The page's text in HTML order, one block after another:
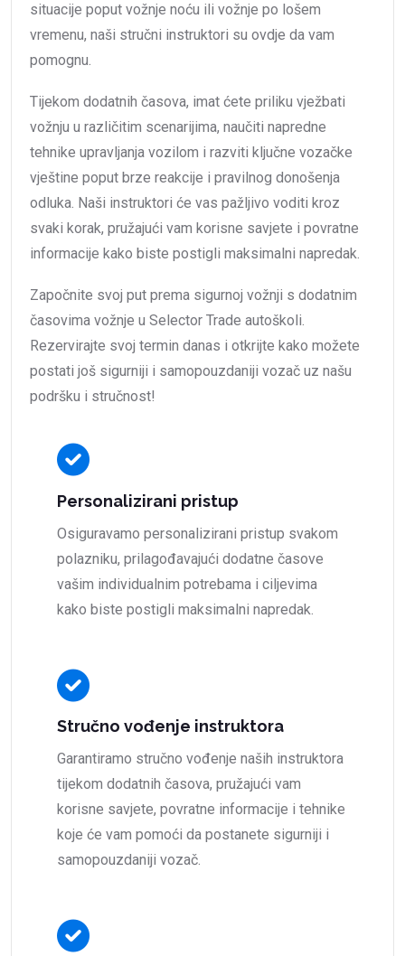
situacije poput vožnje noću ili vožnje po lošem
vremenu, naši stručni instruktori su ovdje da vam
pomognu.
Tijekom dodatnih časova, imat ćete priliku vježbati
vožnju u različitim scenarijima, naučiti napredne
tehnike upravljanja vozilom i razviti ključne vozačke
vještine poput brze reakcije i pravilnog donošenja
odluka. Naši instruktori će vas pažljivo voditi kroz
svaki korak, pružajući vam korisne savjete i povratne
informacije kako biste postigli maksimalni napredak.
Započnite svoj put prema sigurnoj vožnji s dodatnim
časovima vožnje u Selector Trade autoškoli.
Rezervirajte svoj termin danas i otkrijte kako možete
postati još sigurniji i samopouzdaniji vozač uz našu
podršku i stručnost!
Personalizirani pristup
Osiguravamo personalizirani pristup svakom
polazniku, prilagođavajući dodatne časove
vašim individualnim potrebama i ciljevima
kako biste postigli maksimalni napredak.
Stručno vođenje instruktora
Garantiramo stručno vođenje naših instruktora
tijekom dodatnih časova, pružajući vam
korisne savjete, povratne informacije i tehnike
koje će vam pomoći da postanete sigurniji i
samopouzdaniji vozač.